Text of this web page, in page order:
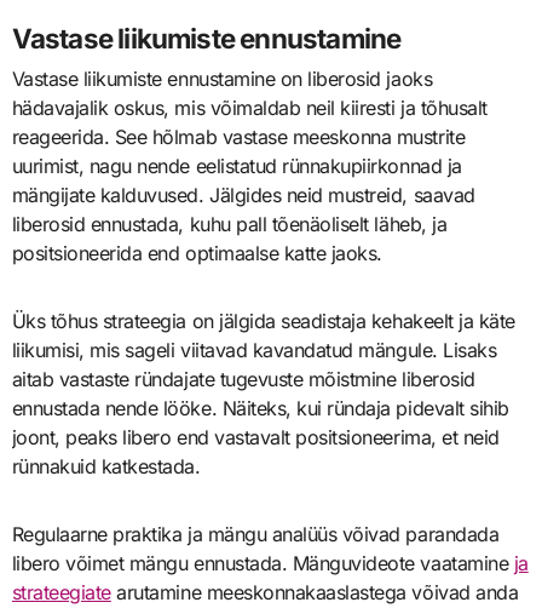
Vastase liikumiste ennustamine
Vastase liikumiste ennustamine on liberosid jaoks
hädavajalik oskus, mis võimaldab neil kiiresti ja tõhusalt
reageerida. See hõlmab vastase meeskonna mustrite
uurimist, nagu nende eelistatud rünnakupiirkonnad ja
mängijate kalduvused. Jälgides neid mustreid, saavad
liberosid ennustada, kuhu pall tõenäoliselt läheb, ja
positsioneerida end optimaalse katte jaoks.
Üks tõhus strateegia on jälgida seadistaja kehakeelt ja käte
liikumisi, mis sageli viitavad kavandatud mängule. Lisaks
aitab vastaste ründajate tugevuste mõistmine liberosid
ennustada nende lööke. Näiteks, kui ründaja pidevalt sihib
joont, peaks libero end vastavalt positsioneerima, et neid
rünnakuid katkestada.
Regulaarne praktika ja mängu analüüs võivad parandada
libero võimet mängu ennustada. Mänguvideote vaatamine ja
strateegiatearutamine meeskonnakaaslastega võivad anda